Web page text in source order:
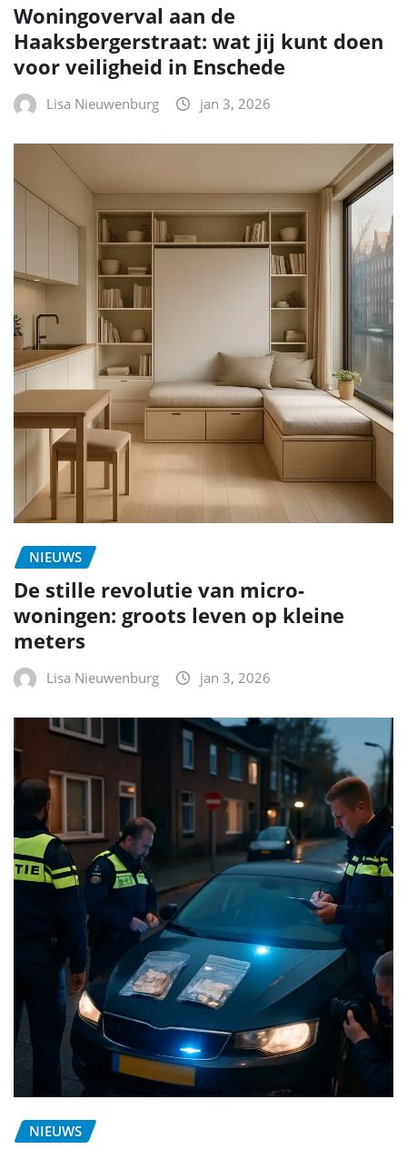
Woningoverval aan de
Haaksbergerstraat: wat jij kunt doen
voor veiligheid in Enschede
Lisa Nieuwenburg jan 3, 2026
NIEUWS
De stille revolutie van micro-
woningen: groots leven op kleine
meters
Lisa Nieuwenburg jan 3, 2026
NIEUWS